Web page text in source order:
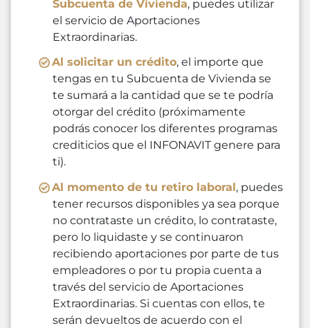
Subcuenta de Vivienda, puedes utilizar
el servicio de Aportaciones
Extraordinarias.
Al solicitar un crédito, el importe que
tengas en tu Subcuenta de Vivienda se
te sumará a la cantidad que se te podría
otorgar del crédito (próximamente
podrás conocer los diferentes programas
crediticios que el INFONAVIT genere para
ti).
Al momento de tu retiro laboral , puedes
tener recursos disponibles ya sea porque
no contrataste un crédito, lo contrataste,
pero lo liquidaste y se continuaron
recibiendo aportaciones por parte de tus
empleadores o por tu propia cuenta a
través del servicio de Aportaciones
Extraordinarias. Si cuentas con ellos, te
serán devueltos de acuerdo con el